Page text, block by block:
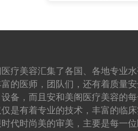
疗美容汇集了各国、各地专业
的医师，团队们，还有着质量
备，而且安和美阁医疗美容的
是有着专业的技术，丰富的临
代时尚美的审美，主要是每一